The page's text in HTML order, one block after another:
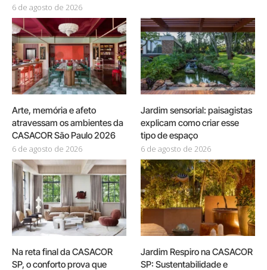
6 de agosto de 2026
Arte, memória e afeto
atravessam os ambientes da
CASACOR São Paulo 2026
6 de agosto de 2026
Jardim sensorial: paisagistas
explicam como criar esse
tipo de espaço
6 de agosto de 2026
Na reta final da CASACOR
SP, o conforto prova que
Jardim Respiro na CASACOR
SP: Sustentabilidade e